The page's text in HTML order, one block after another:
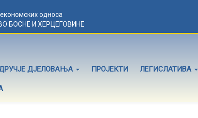
односа
БОСНЕ И ХЕРЦЕГОВИНЕ
ДЈЕЛОВАЊА ПРОЈЕКТИ ЛЕГИСЛАТИВА